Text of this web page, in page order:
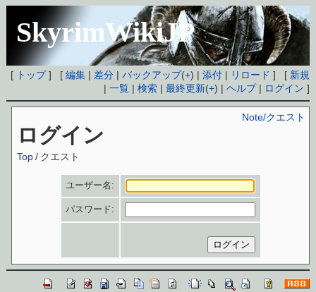
SkyrimWikiJP
[ トップ] [編集 | 差分 |バックアップ(+) |添付 | リロード ] [ 新規
|一覧 |検索 |最終更新(+) |ヘルプ| ログイン ]
ログイン
Note/クエスト
Top / クエスト
ユーザー名:
パスワード: